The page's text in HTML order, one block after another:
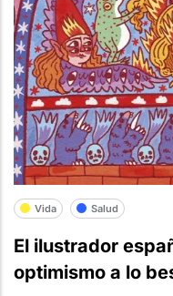
Vida Salud
El ilustrador
optimismo a lo